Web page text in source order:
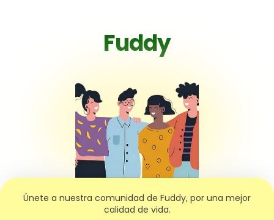
Fuddy
Únete a nuestra comunidad de Fuddy, por una mejor
calidad de vida.